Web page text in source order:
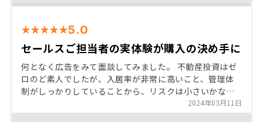
5.0
セールスご担当者の実体験が購入の決め手に
何となく広告をみて面談してみました。 不動産投資はゼ
ロのど素人でしたが、入居率が非常に高いこと、管理体
制がしっかりしていることから、リスクは小さいかなと
思いました。セールスご担当者の方の実体験を踏まえた
ご説明が非常に参考になり購入を決めました。
2024年03月11日